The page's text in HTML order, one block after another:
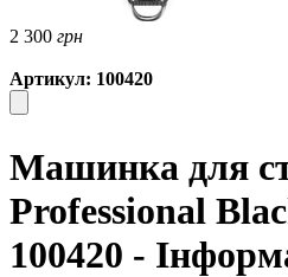
2 300 грн
Артикул: 100420
Машинка для
Professional
100420 -